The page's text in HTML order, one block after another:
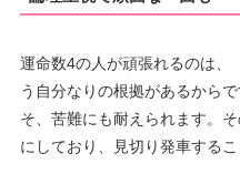
運命数4の人が頑張れるのは、
う自分なりの根拠があるから
そ、苦難にも耐えられます。
にしており、見切り発車する